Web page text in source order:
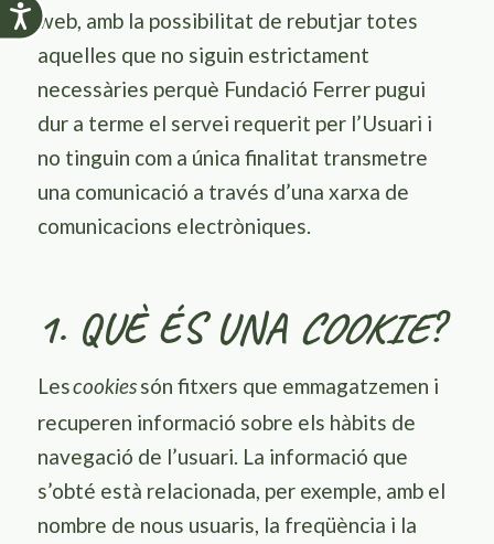
Accesibilidad
web, amb la possibilitat de rebutjar totes
aquelles que no siguin estrictament
necessàries perquè Fundació Ferrerpugui
dur a terme el servei requerit per l’Usuari i
no tinguin com a única finalitat transmetre
una comunicació a través d’una xarxa de
comunicacions electròniques.
1. QUÈ ÉS UNA COOKIE?
Lescookies són fitxers que emmagatzemen i
recuperen informació sobre els hàbits de
navegació de l’usuari. La informació que
s’obté està relacionada, per exemple, amb el
nombre de nous usuaris, la freqüència i la